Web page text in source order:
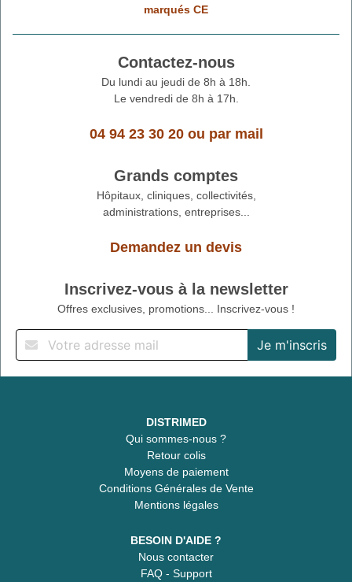
marqués CE
Contactez-nous
Du lundi au jeudi de 8h à 18h.
Le vendredi de 8h à 17h.
04 94 23 30 20ou par mail
Grands comptes
Hôpitaux, cliniques, collectivités,
administrations, entreprises...
Demandez un devis
Inscrivez-vous à la newsletter
Offres exclusives, promotions... Inscrivez-vous !
DISTRIMED
Qui sommes-nous ?
Retour colis
Moyens de paiement
Conditions Générales de Vente
Mentions légales
BESOIN D'AIDE ?
Nous contacter
FAQ - Support